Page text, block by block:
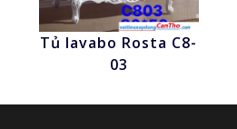
Nhấn để xem
Tủ lavabo Rosta C8-
03